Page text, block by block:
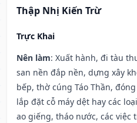
Thập Nhị Kiến Trừ
Trực Khai
Nên làm: Xuất hành, đi tàu
san nền đắp nền, dựng xây
bếp, thờ cúng Táo Thần,
lắp đặt cỗ máy dệt hay các
ao giếng, tháo nước, các việc